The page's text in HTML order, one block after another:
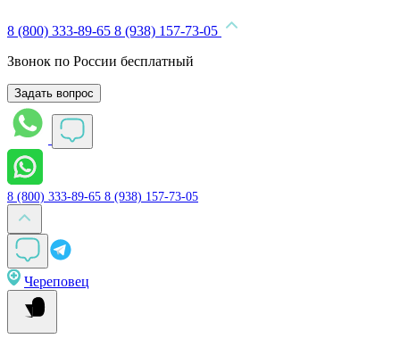
8 (800) 333-89-65 8 (938) 157-73-05
Звонок по России бесплатный
Задать вопрос
8 (800) 333-89-65 8 (938) 157-73-05
Череповец